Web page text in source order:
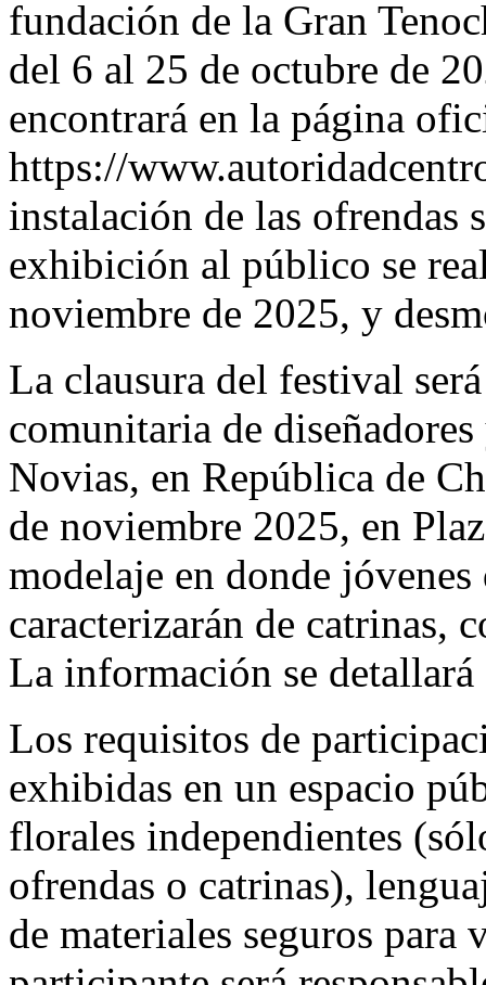
fundación de la Gran
del 6 al 25 de octubre de
encontrará en la página
https://
instalación de las ofrendas
exhibición al público se
noviembre de 2025, y
La clausura del festival
comunitaria de
Novias, en República de
de noviembre 2025, en
modelaje en donde
caracterizarán de catrinas,
La información se
Los requisitos de
exhibidas en un espacio
florales independientes
ofrendas o catrinas),
de materiales seguros para